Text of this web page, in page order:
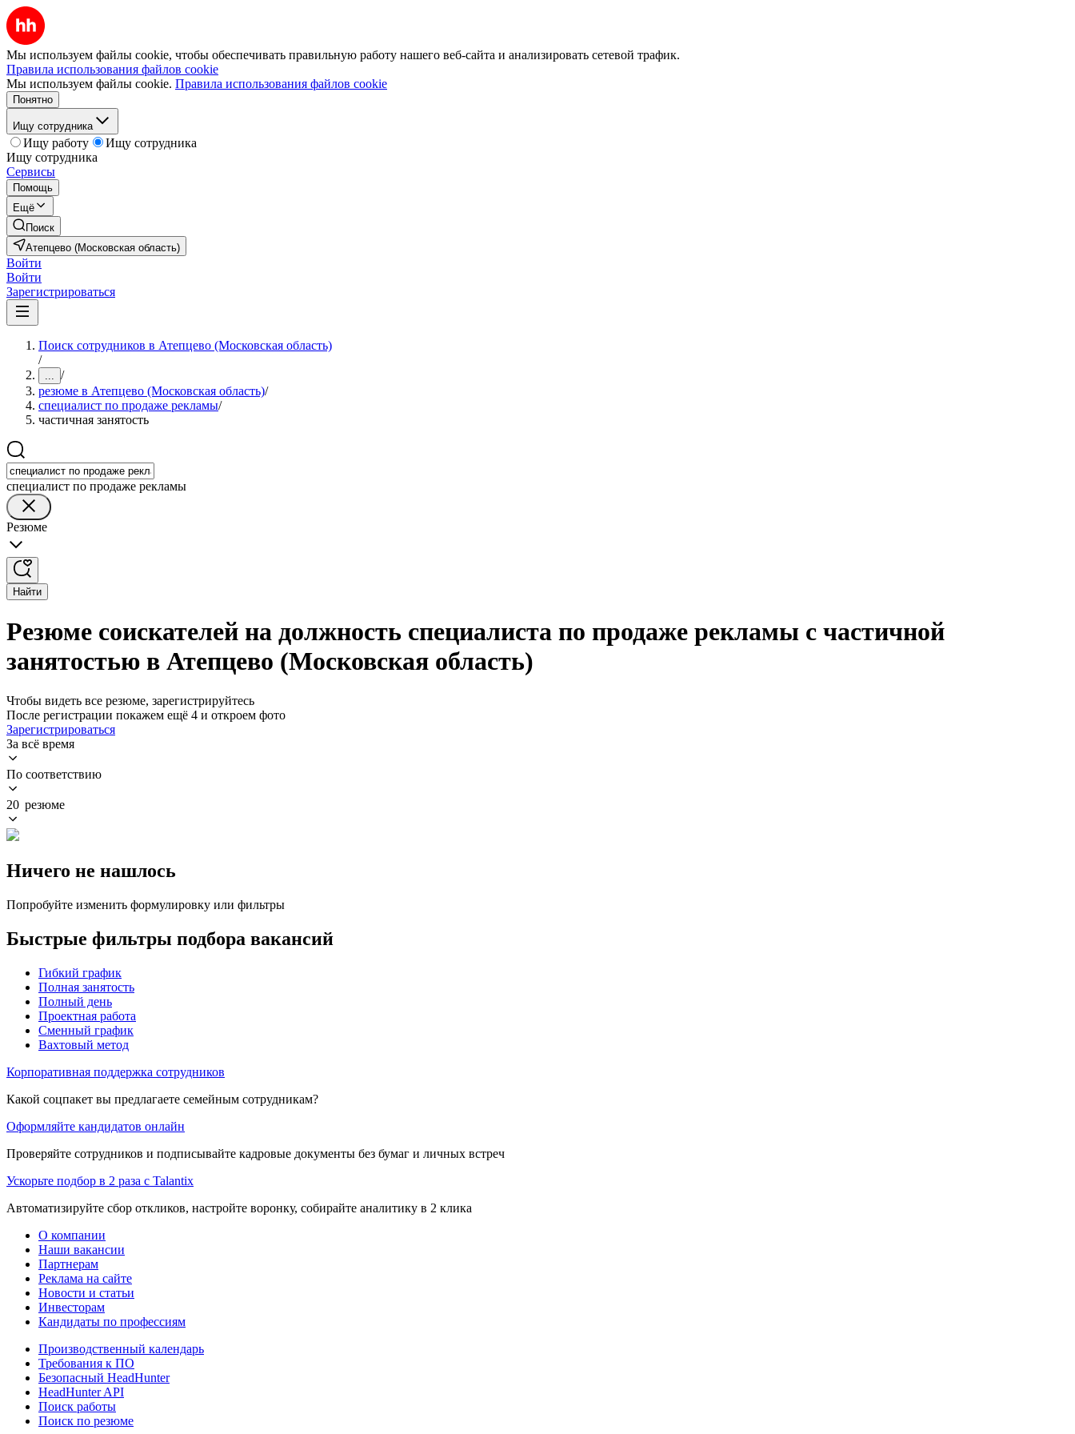
Мы используем файлы cookie, чтобы обеспечивать правильную работу нашего веб-сайта и анализировать сетевой трафик.
Правила использования файлов cookie
Мы используем файлы cookie. Правила использования файлов cookie
Понятно
Ищу сотрудника
Ищу работу
Ищу сотрудника
Ищу сотрудника
Сервисы
Помощь
Ещё
Поиск
Атепцево (Московская область)
Войти
Войти
Зарегистрироваться
Поиск сотрудников в Атепцево (Московская область)
/
... /
резюме в Атепцево (Московская область)/
специалист по продаже рекламы/
частичная занятость
специалист по продаже рекламы
Резюме
Найти
Резюме соискателей на должность специалиста по продаже рекламы с частичной
занятостью в Атепцево (Московская область)
Чтобы видеть все резюме, зарегистрируйтесь
После регистрации покажем ещё 4 и откроем фото
Зарегистрироваться
За всё время
По соответствию
20 резюме
Ничего не нашлось
Попробуйте изменить формулировку или фильтры
Быстрые фильтры подбора вакансий
Гибкий график
Полная занятость
Полный день
Проектная работа
Сменный график
Вахтовый метод
Корпоративная поддержка сотрудников
Какой соцпакет вы предлагаете семейным сотрудникам?
Оформляйте кандидатов онлайн
Проверяйте сотрудников и подписывайте кадровые документы без бумаг и личных встреч
Ускорьте подбор в 2 раза с Talantix
Автоматизируйте сбор откликов, настройте воронку, собирайте аналитику в 2 клика
О компании
Наши вакансии
Партнерам
Реклама на сайте
Новости и статьи
Инвесторам
Кандидаты по профессиям
Производственный календарь
Требования к ПО
Безопасный HeadHunter
HeadHunter API
Поиск работы
Поиск по резюме